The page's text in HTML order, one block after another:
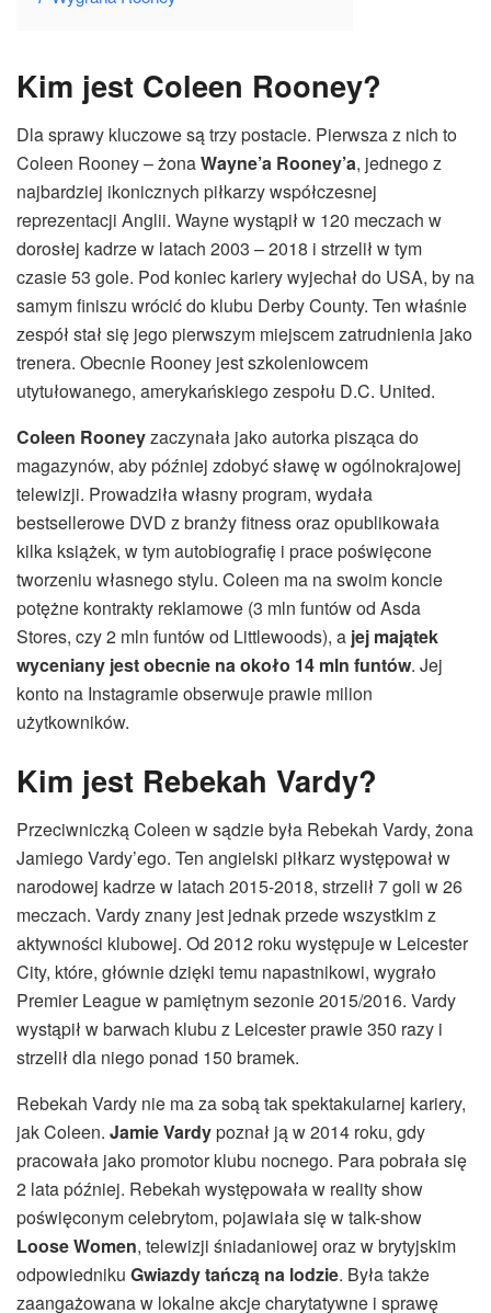
Kim jest Coleen Rooney?
Dla sprawy kluczowe są trzy postacie. Pierwsza z nich to
Coleen Rooney – żonaWayne’a Rooney’a, jednego z
najbardziej ikonicznych piłkarzy współczesnej
reprezentacji Anglii. Wayne wystąpił w 120 meczach w
dorosłej kadrze w latach 2003 – 2018 i strzelił w tym
czasie 53 gole. Pod koniec kariery wyjechał do USA, by na
samym finiszu wrócić do klubu Derby County. Ten właśnie
zespół stał się jego pierwszym miejscem zatrudnienia jako
trenera. Obecnie Rooney jest szkoleniowcem
utytułowanego, amerykańskiego zespołu D.C. United.
Coleen Rooneyzaczynała jako autorka pisząca do
magazynów, aby później zdobyć sławę w ogólnokrajowej
telewizji. Prowadziła własny program, wydała
bestsellerowe DVD z branży fitness oraz opublikowała
kilka książek, w tym autobiografię i prace poświęcone
tworzeniu własnego stylu. Coleen ma na swoim koncie
potężne kontrakty reklamowe (3 mln funtów od Asda
Stores, czy 2 mln funtów od Littlewoods), a jej majątek
wyceniany jest obecnie na około 14 mln funtów. Jej
konto na Instagramie obserwuje prawie milion
użytkowników.
Kim jest Rebekah Vardy?
Przeciwniczką Coleen w sądzie była Rebekah Vardy, żona
Jamiego Vardy’ego. Ten angielski piłkarz występował w
narodowej kadrze w latach 2015-2018, strzelił 7 goli w 26
meczach. Vardy znany jest jednak przede wszystkim z
aktywności klubowej. Od 2012 roku występuje w Leicester
City, które, głównie dzięki temu napastnikowi, wygrało
Premier League w pamiętnym sezonie 2015/2016. Vardy
wystąpił w barwach klubu z Leicester prawie 350 razy i
strzelił dla niego ponad 150 bramek.
Rebekah Vardy nie ma za sobą tak spektakularnej kariery,
jak Coleen. Jamie Vardypoznał ją w 2014 roku, gdy
pracowała jako promotor klubu nocnego. Para pobrała się
2 lata później. Rebekah występowała w reality show
poświęconym celebrytom, pojawiała się w talk-show
Loose Women, telewizji śniadaniowej oraz w brytyjskim
odpowiedniku Gwiazdy tańczą na lodzie. Była także
zaangażowana w lokalne akcje charytatywne i sprawę